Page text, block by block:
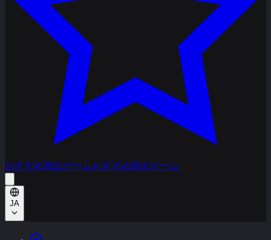
おすすめ脱出ゲームおすすめ脱出ゲーム
JA